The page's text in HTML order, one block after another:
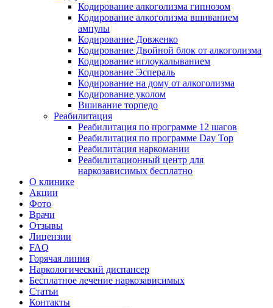
Кодирование алкоголизма гипнозом
Кодирование алкоголизма вшиванием
ампулы
Кодирование Довженко
Кодирование Двойной блок от алкоголизма
Кодирование иглоукалыванием
Кодирование Эспераль
Кодирование на дому от алкоголизма
Кодирование уколом
Вшивание торпедо
Реабилитация
Реабилитация по программе 12 шагов
Реабилитация по программе Day Top
Реабилитация наркомании
Реабилитационный центр для
наркозависимых бесплатно
О клинике
Акции
Фото
Врачи
Отзывы
Лицензии
FAQ
Горячая линия
Наркологический диспансер
Бесплатное лечение наркозависимых
Статьи
Контакты